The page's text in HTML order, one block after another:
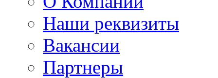
Наши реквизиты
Вакансии
Партнеры